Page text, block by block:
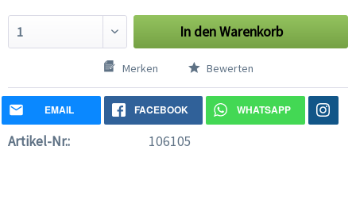
In denWarenkorb
Merken Bewerten
EMAIL FACEBOOK WHATSAPP
Artikel-Nr.: 106105